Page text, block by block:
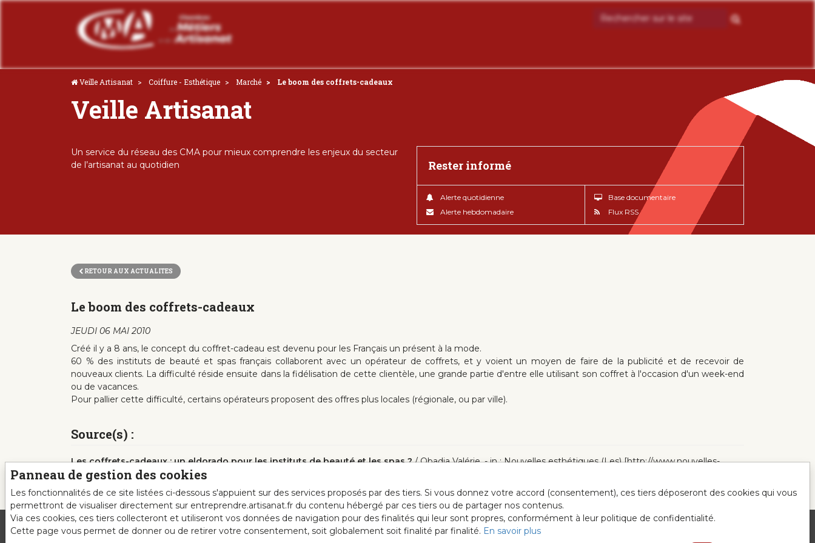
Veille Artisanat Coiffure - Esthétique Marché Le boom des coffrets-cadeaux
Veille Artisanat
Un service du réseau des CMA pour mieux comprendre les enjeux du secteur
de l’artisanat au quotidien
Rester informé
Alerte quotidienne
Alerte hebdomadaire
Base documentaire
Flux RSS
RETOUR AUX ACTUALITES
Le boom des coffrets-cadeaux
JEUDI 06 MAI 2010
Créé il y a 8 ans, le concept du coffret-cadeau est devenu pour les Français un présent à la mode.
60 % des instituts de beauté et spas français collaborent avec un opérateur de coffrets, et y voient un moyen de faire de la publicité et de recevoir de
nouveaux clients. La difficulté réside ensuite dans la fidélisation de cette clientèle, une grande partie d'entre elle utilisant son coffret à l'occasion d'un week-end
ou de vacances.
Pour pallier cette difficulté, certains opérateurs proposent des offres plus locales (régionale, ou par ville).
Source(s) :
Les coffrets-cadeaux : un eldorado pour les instituts de beauté et les spas ?/ Obadia Valérie .- in : Nouvelles esthétiques (Les) [http://www.nouvelles-
esthetiques.com], n° 626, 01/05/2010, 5p.
Panneau de gestion des cookies
Les fonctionnalités de ce site listées ci-dessous s'appuient sur des services proposés par des tiers. Si vous donnez votre accord (consentement), ces tiers déposeront des cookies qui vous
permettront de visualiser directement sur entreprendre.artisanat.fr du contenu hébergé par ces tiers ou de partager nos contenus.
Via ces cookies, ces tiers collecteront et utiliseront vos données de navigation pour des finalités qui leur sont propres, conformément à leur politique de confidentialité.
Cette page vous permet de donner ou de retirer votre consentement, soit globalement soit finalité par finalité. En savoir plus